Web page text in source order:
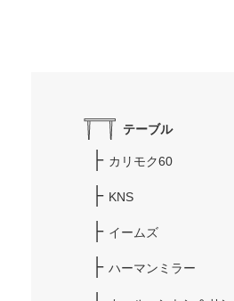
テーブル
カリモク60
KNS
イームズ
ハーマンミラー